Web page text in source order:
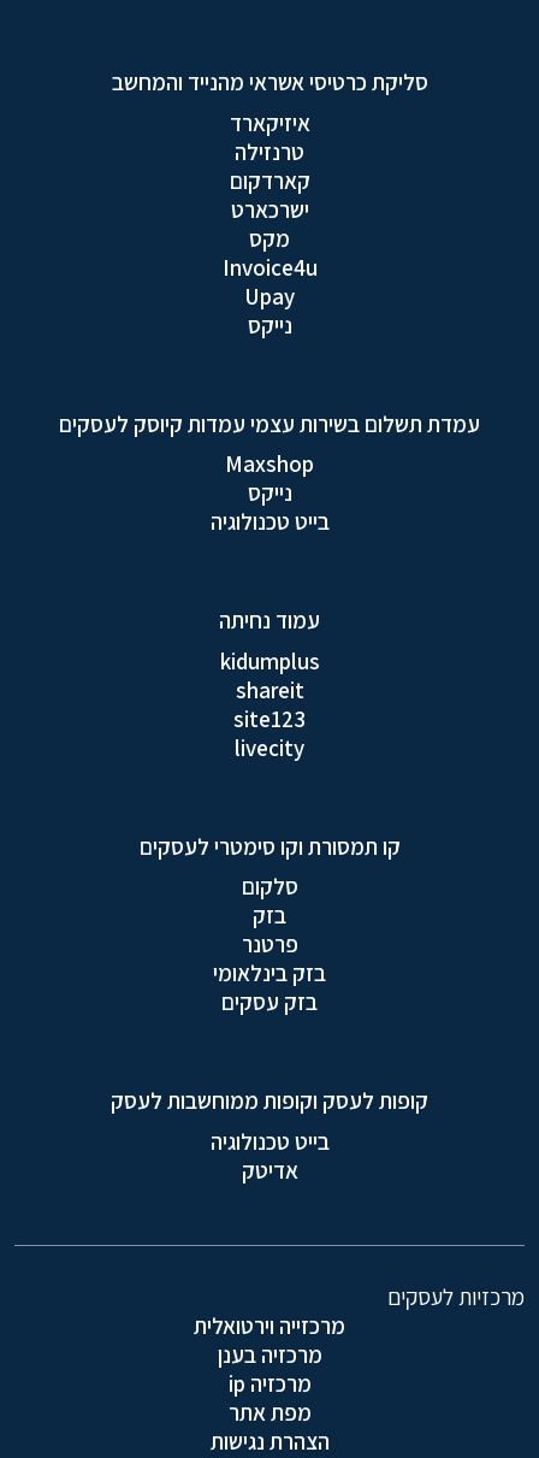
סליקת כרטיסי אשראי מהנייד והמחשב
איזיקארד
טרנזילה
קארדקום
ישרכארט
מקס
Invoice4u
Upay
נייקס
עמדת תשלום בשירות עצמי עמדות קיוסק לעסקים
Maxshop
נייקס
בייט טכנולוגיה
עמוד נחיתה
kidumplus
shareit
site123
livecity
קו תמסורת וקו סימטרי לעסקים
סלקום
בזק
פרטנר
בזק בינלאומי
בזק עסקים
קופות לעסק וקופות ממוחשבות לעסק
בייט טכנולוגיה
אדיטק
מרכזיות לעסקים
מרכזייה וירטואלית
מרכזיה בענן
מרכזיה ip
מפת אתר
הצהרת נגישות